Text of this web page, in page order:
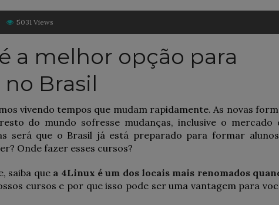
5031 Views
a melhor opção para
Brasil
vivendo tempos que mudam rapidamente. As novas
do mundo sofresse mudanças, inclusive o mercado
será que o Brasil já está preparado para formar
Onde fazer esses cursos?
saiba que a 4Linux é um dos locais mais renomados
cursos e por que isso pode ser uma vantagem para